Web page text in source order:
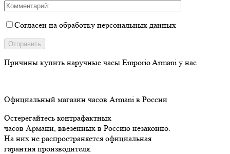
Согласен на обработку персональных данных
Причины купить наручные часы Emporio Armani у нас
Официальный магазин часов Armani в России
Остерегайтесь контрафактных
часов Армани, ввезенных в Россию незаконно.
На них не распространяется официальная
гарантия производителя.